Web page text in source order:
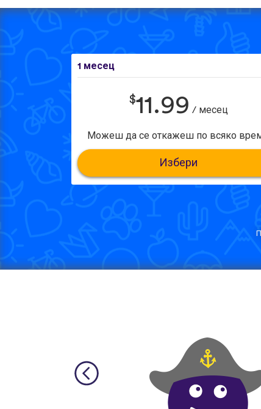
1 месец
$11.99 / месец
Можеш да се откажеш по всяко
Избери